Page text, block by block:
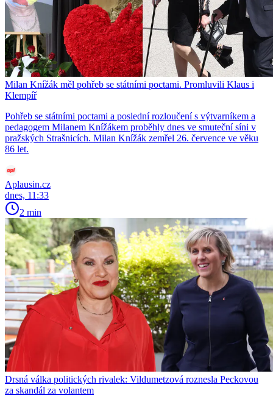
Milan Knížák měl pohřeb se státními poctami. Promluvili Klaus i
Klempíř
Pohřeb se státními poctami a poslední rozloučení s výtvarníkem a
pedagogem Milanem Knížákem proběhly dnes ve smuteční síni v
pražských Strašnicích. Milan Knížák zemřel 26. července ve věku
86 let.
Aplausin.cz
dnes, 11:33
2 min
Drsná válka politických rivalek: Vildumetzová roznesla Peckovou
za skandál za volantem